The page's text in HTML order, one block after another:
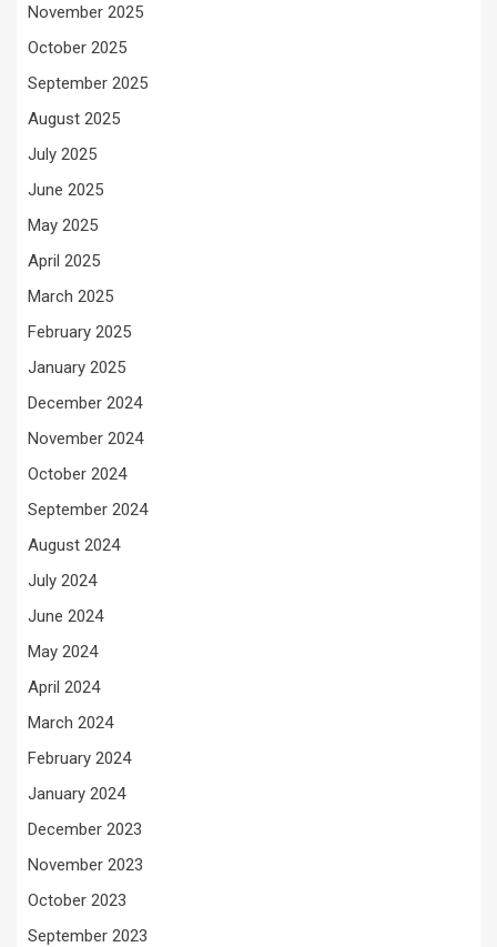
November 2025
October 2025
September 2025
August 2025
July 2025
June 2025
May 2025
April 2025
March 2025
February 2025
January 2025
December 2024
November 2024
October 2024
September 2024
August 2024
July 2024
June 2024
May 2024
April 2024
March 2024
February 2024
January 2024
December 2023
November 2023
October 2023
September 2023